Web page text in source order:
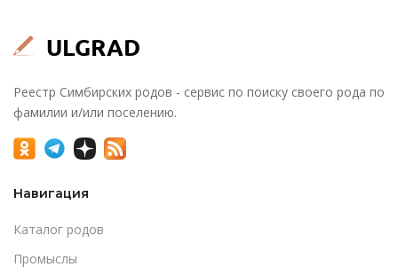
Реестр Симбирских родов - сервис по поиску своего рода по
фамилии и/или поселению.
Навигация
Каталог родов
Промыслы